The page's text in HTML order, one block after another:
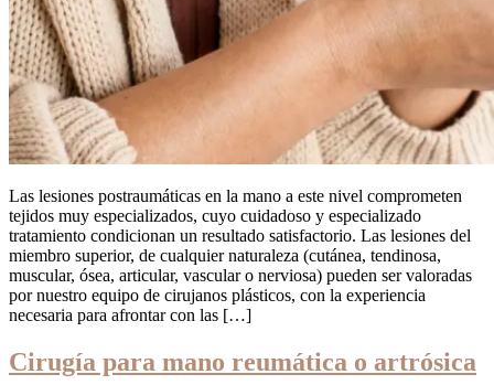
Las lesiones postraumáticas en la mano a este nivel comprometen
tejidos muy especializados, cuyo cuidadoso y especializado
tratamiento condicionan un resultado satisfactorio. Las lesiones del
miembro superior, de cualquier naturaleza (cutánea, tendinosa,
muscular, ósea, articular, vascular o nerviosa) pueden ser valoradas
por nuestro equipo de cirujanos plásticos, con la experiencia
necesaria para afrontar con las […]
Cirugía para mano reumática o artrósica